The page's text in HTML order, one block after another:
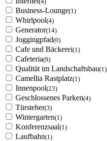
Business-Lounge(1)
Whirlpool(4)
Generator(14)
Joggingpfad(0)
Cafe und Bäckerei(1)
Cafeteria(9)
Qualität im Landschaftsbau(1)
Camellia Rastplatz(1)
Innenpool(23)
Geschlossenes Parken(4)
Türsteher(3)
Wintergarten(1)
Konferenzsaal(1)
Laufbahn(1)